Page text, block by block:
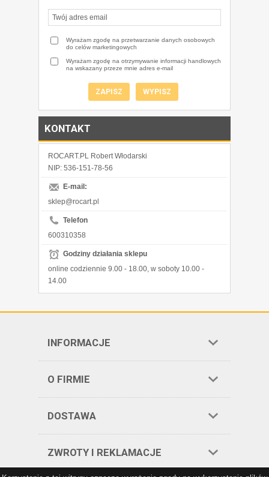
Wyrażam zgodę na przetwarzanie danych osobowych
do celów marketingowych
Wyrażam zgodę na otrzymywanie informacji handlowych
na wskazany przeze mnie adres e-mail
KONTAKT
ROCART.PL Robert Włodarski
NIP: 536-151-78-56
E-mail:
sklep@rocart.pl
Telefon
600310358
Godziny działania sklepu
online codziennie 9.00 - 18.00, w soboty 10.00 -
14.00
INFORMACJE
O FIRMIE
DOSTAWA
ZWROTY I REKLAMACJE